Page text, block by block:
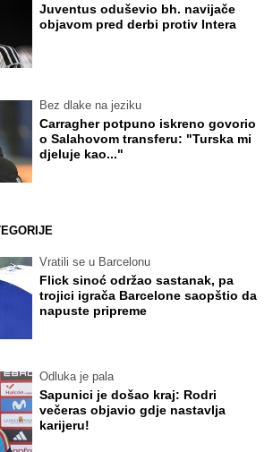
Juventus oduševio bh. navijače
objavom pred derbi protiv Intera
Bez dlake na jeziku
Carragher potpuno iskreno govorio
o Salahovom transferu: "Turska mi
djeluje kao..."
Vratili se u Barcelonu
Flick sinoć održao sastanak, pa
trojici igrača Barcelone saopštio da
napuste pripreme
Odluka je pala
Sapunici je došao kraj: Rodri
večeras objavio gdje nastavlja
karijeru!